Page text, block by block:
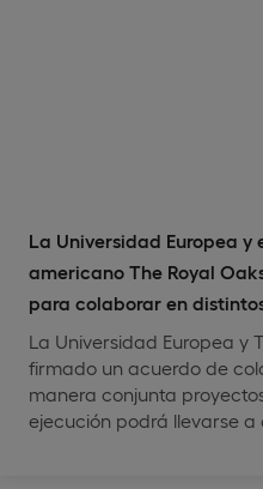
La Universidad Europea
americano The Royal
para colaborar en
La Universidad Europea y
firmado un acuerdo de
manera conjunta
ejecución podrá llevarse